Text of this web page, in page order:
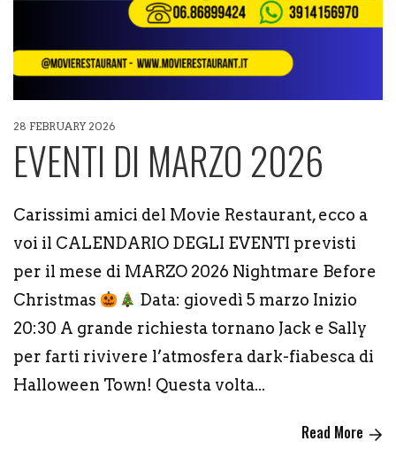
28 FEBRUARY 2026
EVENTI DI MARZO 2026
Carissimi amici del Movie Restaurant, ecco a
voi il CALENDARIO DEGLI EVENTI previsti
per il mese di MARZO 2026 Nightmare Before
Christmas
Data: giovedì 5 marzo Inizio
20:30 A grande richiesta tornano Jack e Sally
per farti rivivere l’atmosfera dark-fiabesca di
Halloween Town! Questa volta...
Read More